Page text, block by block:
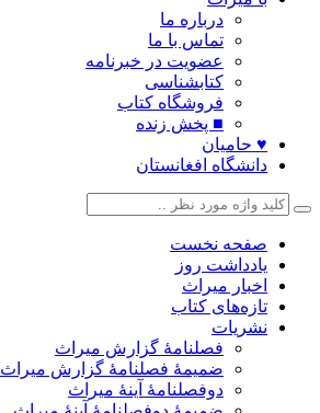
درباره ما
تماس با ما
عضویت در خبرنامه
کتابشناسی
فروشگاه کتاب
■ پخش زنده
♥ حامیان
دانشگاه افغانستان
صفحه نخست
یادداشت روز
اخبار میراث
تازه‌های کتاب
نشریات
فصلنامۀ گزارش میراث
ضمیمۀ فصلنامۀ گزارش میراث
دوفصلنامۀ آینۀ میراث